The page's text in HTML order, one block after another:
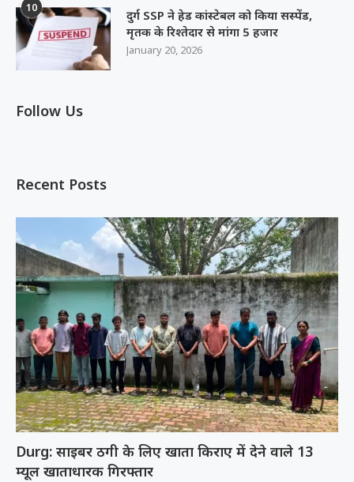
10
दुर्ग SSP ने हेड कांस्टेबल को किया सस्पेंड,
मृतक के रिश्तेदार से मांगा 5 हजार
January 20, 2026
Follow Us
Recent Posts
Durg: साइबर ठगी के लिए खाता किराए में देने वाले 13
म्यूल खाताधारक गिरफ्तार